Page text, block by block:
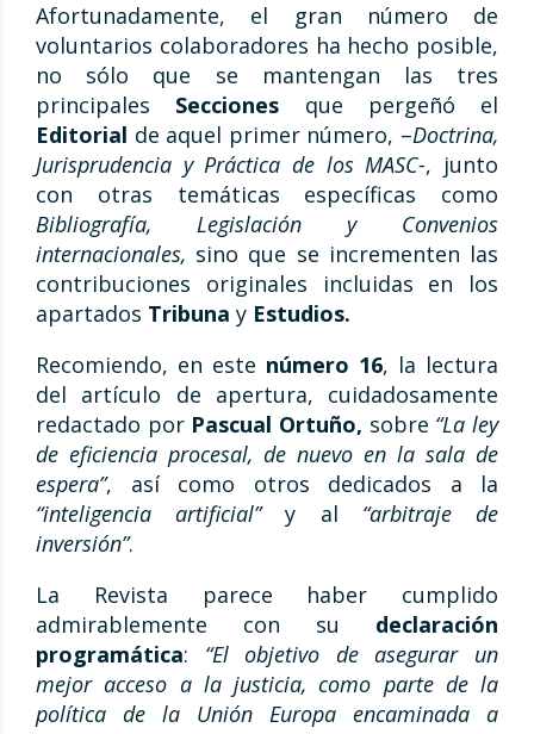
Afortunadamente, el gran número de
voluntarios colaboradores ha hecho posible,
no sólo que se mantengan las tres
principales Secciones que pergeñó el
Editorial de aquel primer número, –Doctrina,
Jurisprudencia y Práctica de los MASC-, junto
con otras temáticas específicas como
Bibliografía, Legislación y Convenios
internacionales, sino que se incrementen las
contribuciones originales incluidas en los
apartados Tribuna y Estudios.
Recomiendo, en este número 16, la lectura
del artículo de apertura, cuidadosamente
redactado por Pascual Ortuño, sobre “La ley
de eficiencia procesal, de nuevo en la sala de
espera”, así como otros dedicados a la
“inteligencia artificial”y al “arbitraje de
inversión”.
La Revista parece haber cumplido
admirablemente con su declaración
programática: “El objetivo de asegurar un
mejor acceso a la justicia, como parte de la
política de la Unión Europa encaminada a